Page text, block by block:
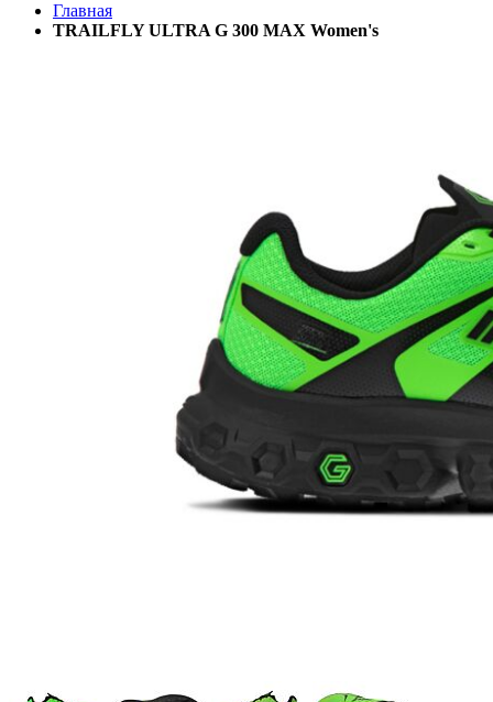
Главная
TRAILFLY ULTRA G 300 MAX Women's